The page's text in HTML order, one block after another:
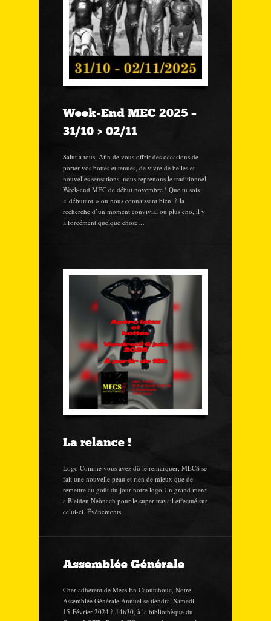
Week-End MEC 2025 –
31/10 > 02/11
Salut à tous, Afin de vous offrir des occasions de
porter vos bottes et tenues, de vivre de belles et
nouvelles sensations, nous reprenons le traditionnel
Week-end MEC de début novembre ! Que tu sois
« débutant » ou nous connaissant bien, à la
recherche d’un moment convivial ou plus cho, il y
a forcément quelque chose…
La relance !
Logo Comme vous avez dû le remarquer, MECS se
fait une nouvelle peau et rien de mieux que de
remettre au goût du jour notre logo Un grand merci
a Bleiden Neònach pour le super travail effectué sur
celui-ci. Événements
Assemblée Générale
Cher adhérent de Mecs En Caoutchouc, Notre
Assemblée Générale Annuel se tiendra: Samedi
15 Février 2024 à 14h30, à la bibliothèque du